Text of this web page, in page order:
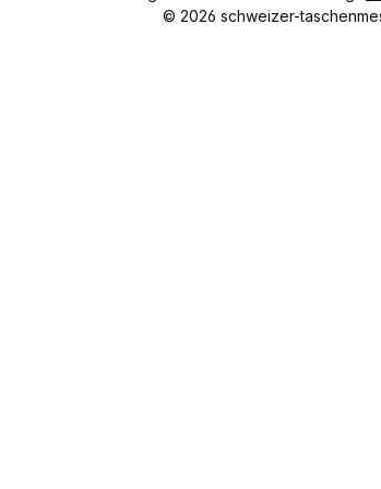
© 2026 schweizer-